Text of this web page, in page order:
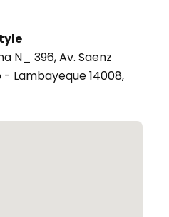
N_ 396, Av. Saenz
- Lambayeque 14008,